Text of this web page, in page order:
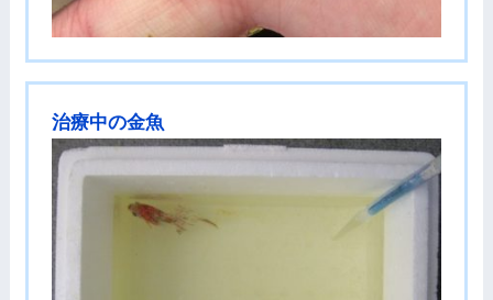
治療中の金魚